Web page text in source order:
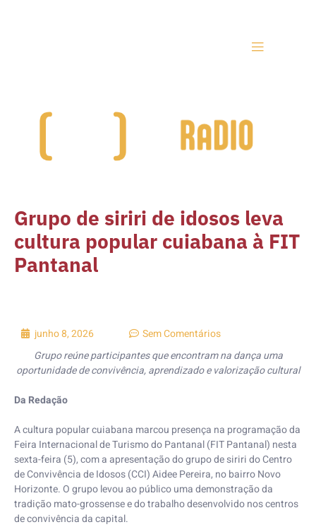
Grupo de siriri de idosos leva
cultura popular cuiabana à FIT
Pantanal
junho 8, 2026
Sem Comentários
Grupo reúne participantes que encontram na dança uma
oportunidade de convivência, aprendizado e valorização cultural
Da Redação
A cultura popular cuiabana marcou presença na programação da
Feira Internacional de Turismo do Pantanal (FIT Pantanal) nesta
sexta-feira (5), com a apresentação do grupo de siriri do Centro
de Convivência de Idosos (CCI) Aidee Pereira, no bairro Novo
Horizonte. O grupo levou ao público uma demonstração da
tradição mato-grossense e do trabalho desenvolvido nos centros
de convivência da capital.